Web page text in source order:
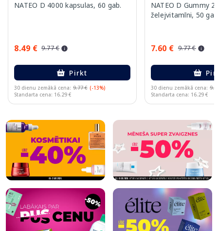
NATEO D 4000 kapsulas, 60 gab.
8.49 € 9.77 €
Pirkt
30 dienu zemākā cena: 9.77 € (-13%)
Standarta cena: 16.29 €
NATEO D Gummy
želejvitamīni, 50
7.60 € 9.77 €
30 dienu zemākā cena:
Standarta cena: 16.29 €